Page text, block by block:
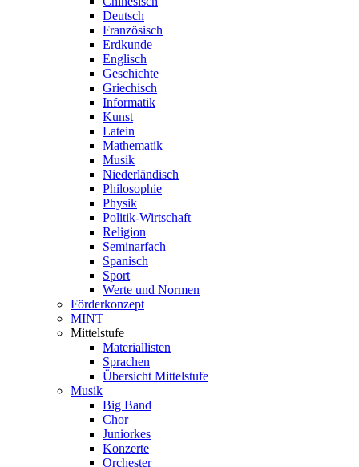
Deutsch
Französisch
Erdkunde
Englisch
Geschichte
Griechisch
Informatik
Kunst
Latein
Mathematik
Musik
Niederländisch
Philosophie
Physik
Politik-Wirtschaft
Religion
Seminarfach
Spanisch
Sport
Werte und Normen
Förderkonzept
MINT
Mittelstufe
Materiallisten
Sprachen
Übersicht Mittelstufe
Musik
Big Band
Chor
Juniorkes
Konzerte
Orchester